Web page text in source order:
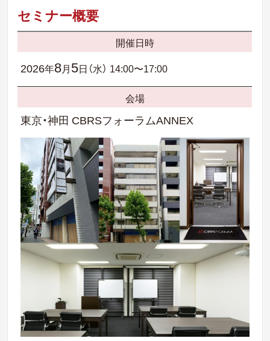
セミナー概要
開催日時
2026年8月5日（水） 14:00〜17:00
会場
東京・神田 CBRSフォーラムANNEX